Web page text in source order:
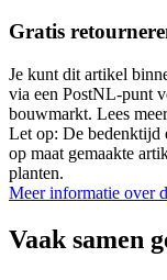
Gratis
Je kunt dit artikel
via een PostNL-punt
bouwmarkt. Lees
Let op: De bedenktijd
op maat gemaakte
planten.
Meer informatie over
Vaak samen